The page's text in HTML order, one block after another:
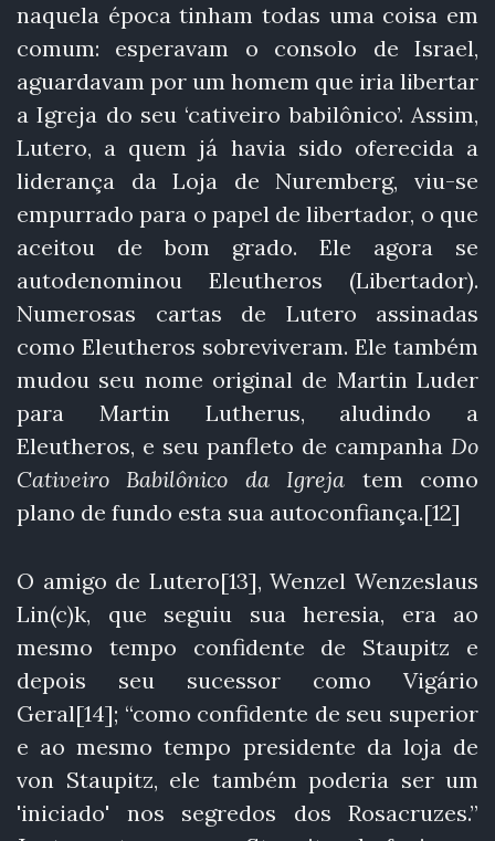
naquela época tinham todas uma coisa em
comum: esperavam o consolo de Israel,
aguardavam por um homem que iria libertar
a Igreja do seu ‘cativeiro babilônico’. Assim,
Lutero, a quem já havia sido oferecida a
liderança da Loja de Nuremberg, viu-se
empurrado para o papel de libertador, o que
aceitou de bom grado. Ele agora se
autodenominou Eleutheros (Libertador).
Numerosas cartas de Lutero assinadas
como Eleutheros sobreviveram. Ele também
mudou seu nome original de Martin Luder
para Martin Lutherus, aludindo a
Eleutheros, e seu panfleto de campanha Do
Cativeiro Babilônico da Igreja tem como
plano de fundo esta sua autoconfiança.[12]
O amigo de Lutero[13], Wenzel Wenzeslaus
Lin(c)k, que seguiu sua heresia, era ao
mesmo tempo confidente de Staupitz e
depois seu sucessor como Vigário
Geral[14]; “como confidente de seu superior
e ao mesmo tempo presidente da loja de
von Staupitz, ele também poderia ser um
'iniciado' nos segredos dos Rosacruzes.”